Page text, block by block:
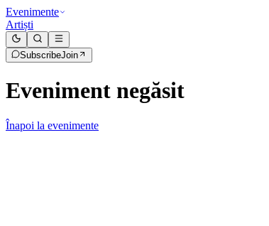
Evenimente
Artiști
SubscribeJoin
Eveniment negăsit
Înapoi la evenimente